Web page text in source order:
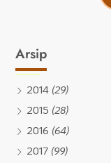
Arsip
2014 (29)
2015 (28)
2016 (64)
2017 (99)